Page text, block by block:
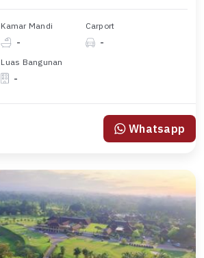
Kamar Mandi
-
Carport
-
Luas Bangunan
-
Whatsapp